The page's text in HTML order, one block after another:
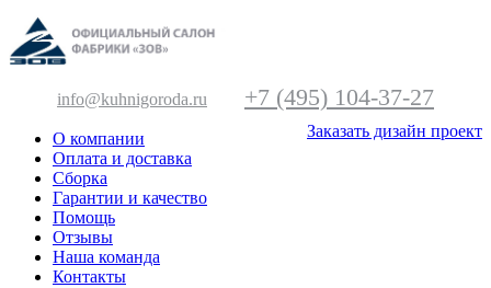
info@kuhnigoroda.ru +7 (495) 104-37-27
Заказать дизайн проект
О компании
Оплата и доставка
Сборка
Гарантии и качество
Помощь
Отзывы
Наша команда
Контакты